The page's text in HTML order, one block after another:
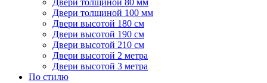
Двери толщиной 80 мм
Двери толщиной 100 мм
Двери высотой 180 см
Двери высотой 190 см
Двери высотой 210 см
Двери высотой 2 метра
Двери высотой 3 метра
По стилю